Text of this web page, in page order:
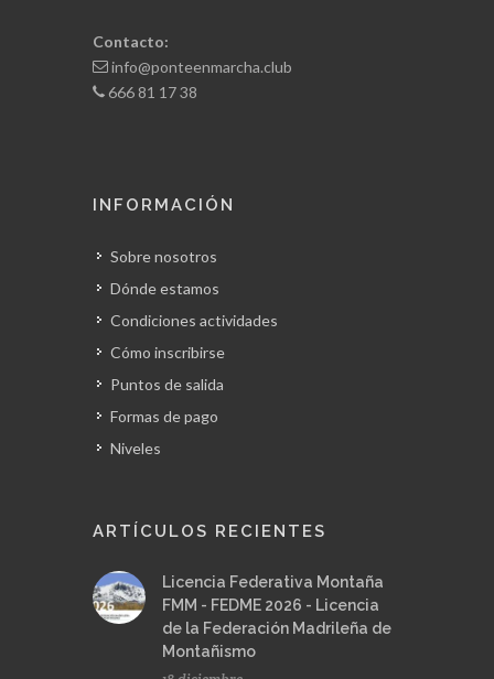
Contacto:
info@ponteenmarcha.club
666 81 17 38
INFORMACIÓN
Sobre nosotros
Dónde estamos
Condiciones actividades
Cómo inscribirse
Puntos de salida
Formas de pago
Niveles
ARTÍCULOS RECIENTES
Licencia Federativa Montaña
FMM - FEDME 2026 - Licencia
de la Federación Madrileña de
Montañismo